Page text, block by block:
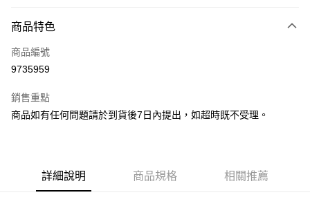
信用卡一次付款
LINE Pay
悠遊付
大哥付你分期
商品特色
商品編號
9735959
銷售重點
商品如有任何問題請於到貨後7日內提出，如超時既不受理。
詳細說明 商品規格 相關推薦